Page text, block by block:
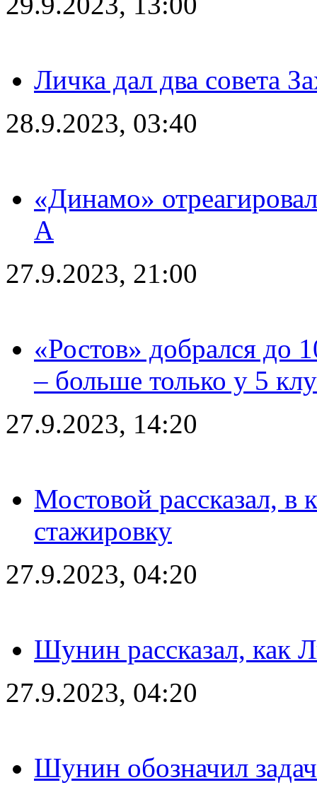
Личка дал два совета
28.9.2023, 03:40
«Динамо»
А
27.9.2023, 21:00
«Ростов» добрался до
– больше только у 5
27.9.2023, 14:20
Мостовой рассказал, в
стажировку
27.9.2023, 04:20
Шунин рассказал, как
27.9.2023, 04:20
Шунин обозначил